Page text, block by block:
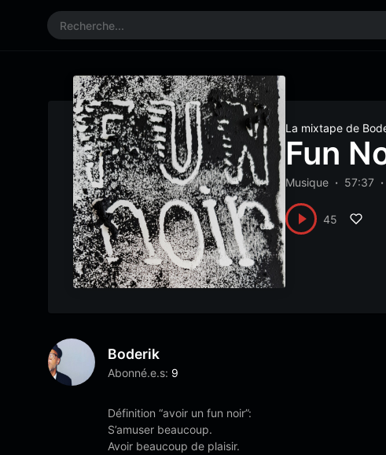
La mixtape de
Fun
Musique 57:37
45
Boderik
Abonné.e.s: 9
Définition “avoir un fun noir”:
S’amuser beaucoup.
Avoir beaucoup de plaisir.